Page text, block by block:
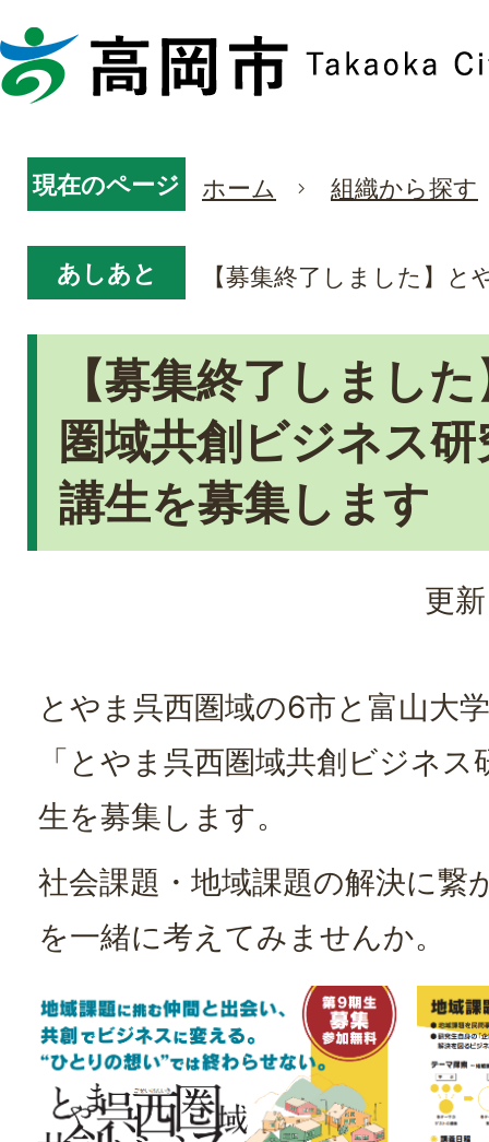
現在のページ ホーム 組織から探す
あしあと 【募集終了しました】
【募集終了しまし
圏域共創ビジネス
講生を募集します
更
とやま呉西圏域の6市と富山大
「とやま呉西圏域共創ビジネ
生を募集します。
社会課題・地域課題の解決に繋
を一緒に考えてみませんか。